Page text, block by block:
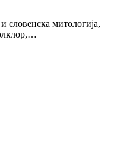
словенска митологија,